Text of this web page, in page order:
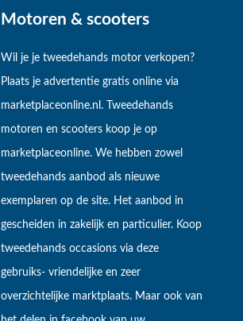
Motoren & scooters
Wil je je tweedehands motor verkopen?
Plaats je advertentie gratis online via
marketplaceonline.nl. Tweedehands
motoren en scooters koop je op
marketplaceonline. We hebben zowel
tweedehands aanbod als nieuwe
exemplaren op de site. Het aanbod in
gescheiden in zakelijk en particulier. Koop
tweedehands occasions via deze
gebruiks- vriendelijke en zeer
overzichtelijke marktplaats. Maar ook van